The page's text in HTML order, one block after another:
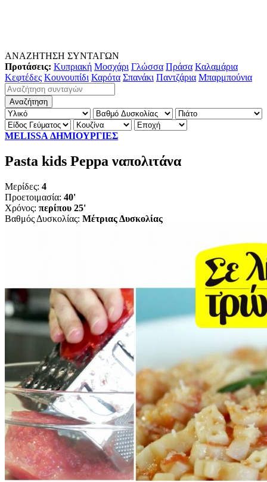
ΑΝΑΖΗΤΗΣΗ ΣΥΝΤΑΓΩΝ
Προτάσεις: Κυπριακή Μοσχάρι Γλώσσα Πράσα Καλαμάρια
Κεφτέδες Κουνουπίδι Καρότα Σπανάκι Παντζάρια Μπαρμπούνια
MELISSA ΔΗΜΙΟΥΡΓΙΕΣ
Pasta kids Peppa ναπολιτάνα
Μερίδες: 4
Προετοιμασία: 40'
Χρόνος: περίπου 25'
Βαθμός Δυσκολίας: Μέτριας Δυσκολίας